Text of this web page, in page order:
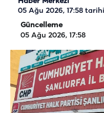
05 Ağu 2026, 17:58
Güncelleme
05 Ağu 2026, 17:58